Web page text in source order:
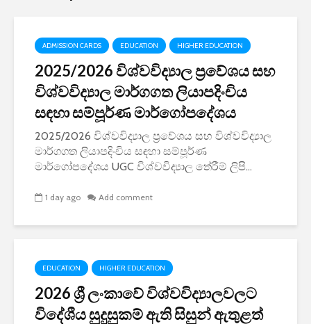
ADMISSION CARDS EDUCATION HIGHER EDUCATION
2025/2026 විශ්වවිද්‍යාල ප්‍රවේශය සහ
විශ්වවිද්‍යාල මාර්ගගත ලියාපදිංචිය
සඳහා සම්පූර්ණ මාර්ගෝපදේශය
2025/2026 විශ්වවිද්‍යාල ප්‍රවේශය සහ විශ්වවිද්‍යාල
මාර්ගගත ලියාපදිංචිය සඳහා සම්පූර්ණ
මාර්ගෝපදේශය UGC විශ්වවිද්‍යාල තේරීම් ලිපි...
1 day ago Add comment
EDUCATION HIGHER EDUCATION
2026 ශ්‍රී ලංකාවේ විශ්වවිද්‍යාලවලට
විදේශීය සුදුසුකම් ඇති සිසුන් ඇතුළත්